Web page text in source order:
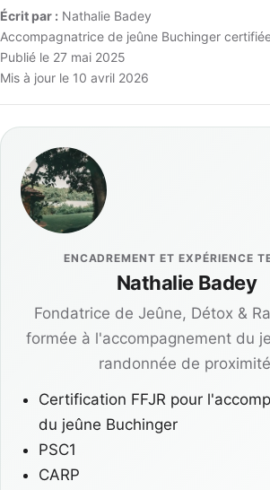
Écrit par : Nathalie Badey
Accompagnatrice de jeûne Buchinger
Publié le 27 mai 2025
Mis à jour le 10 avril 2026
ENCADREMENT ET EXPÉRIENCE
Nathalie Badey
Fondatrice de Jeûne, Détox &
formée à l'accompagnement du
randonnée de
Certification FFJR pour
du jeûne Buchinger
PSC1
CARP